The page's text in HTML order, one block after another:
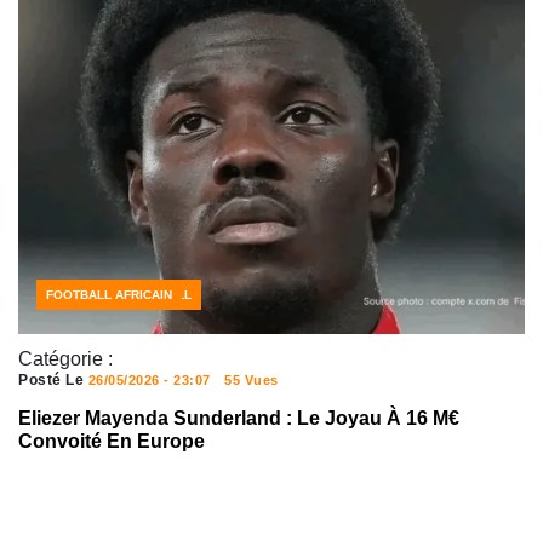
Catégorie :
ACTUALITÉS FOOTBALL
FOOTBALL AFRICAIN
Posté Le 26/05/2026 - 23:07 55 Vues
Eliezer Mayenda Sunderland : Le Joyau À 16 M€
Convoité En Europe